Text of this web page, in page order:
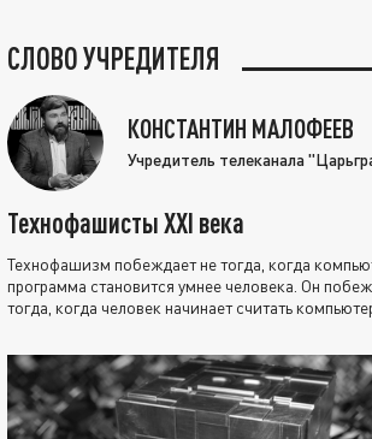
СЛОВО УЧРЕДИТЕЛЯ
КОНСТАНТИН МАЛОФЕЕВ
Учредитель телеканала
Технофашисты XXI века
Технофашизм побеждает не тогда, когда
программа становится умнее человека. Он
тогда, когда человек начинает считать